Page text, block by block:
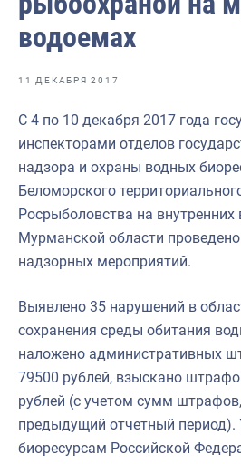
Отраслевые СМИ
Выставки и конференции
Научно-практическая
Рыбоохрана России
Отрасль в цифрах
Большая африканская
Укрепление духовно-
водоемах
11 ДЕКАБРЯ 2017
С 4 по 10 декабря 2017 года
инспекторами отделов
надзора и охраны водных
Беломорского
Росрыболовства на внутренних
Мурманской области
надзорных мероприятий.
Выявлено 35 нарушений в
сохранения среды обитания
наложено административных
79500 рублей, взыскано
рублей (с учетом сумм
предыдущий отчетный
биоресурсам Российской